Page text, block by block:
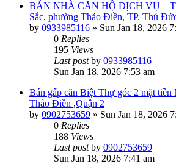
BÁN NHÀ CĂN HỘ DỊCH VỤ –
Sắc, phường Thảo Điền, TP. Thủ
by 0933985116 » Sun Jan 18, 2026
0 Replies
195 Views
Last postby 0933985116
Sun Jan 18, 2026 7:53 am
Bán gấp căn Biệt Thự góc 2 mặt
Thảo Điền ,Quận 2
by 0902753659 » Sun Jan 18, 2026
0 Replies
188 Views
Last postby 0902753659
Sun Jan 18, 2026 7:41 am